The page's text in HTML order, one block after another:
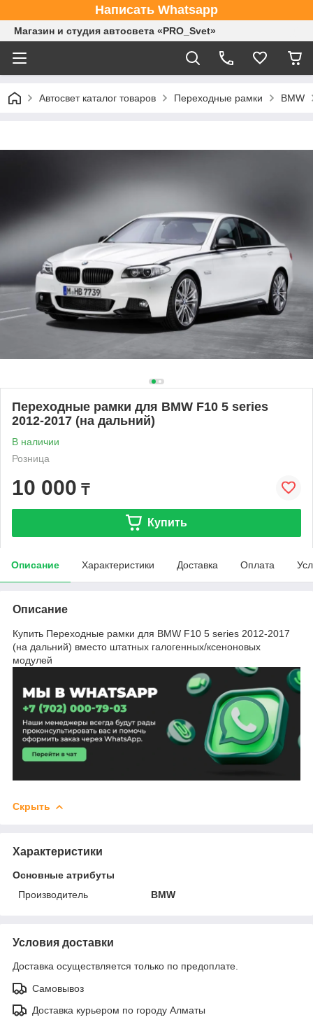
Написать Whatsapp
Магазин и студия автосвета «PRO_Svet»
Автосвет каталог товаров Переходные рамки BMW
Переходные рамки для BMW F10 5 series
2012-2017 (на дальний)
В наличии
Розница
10 000 ₸
Купить
Описание Характеристики Доставка Оплата
Описание
Купить Переходные рамки для BMW F10 5 series 2012-2017
(на дальний) вместо штатных галогенных/ксеноновых
модулей
Скрыть
Характеристики
Основные атрибуты
Производитель
BMW
Условия доставки
Доставка осуществляется только по предоплате.
Самовывоз
Доставка курьером по городу Алматы